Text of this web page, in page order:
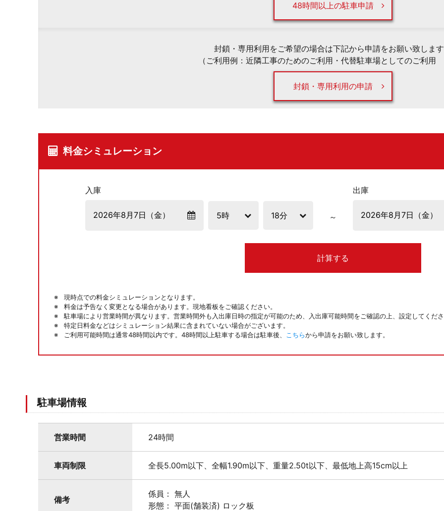
48時間以上の駐車申請
封鎖・専用利用をご希望の場合は下記から申請をお願い致しま
（ご利用例：近隣工事のためのご利用・代替駐車場としてのご利用
封鎖・専用利用の申請
料金シミュレーション
入庫 出庫
計算する
現時点での料金シミュレーションとなります。
料金は予告なく変更となる場合があります。現地看板をご確認ください。
駐車場により営業時間が異なります。営業時間外も入出庫日時の指定が可能のため、入出庫可能時間をご確認の上、設定してくだ
特定日料金などはシミュレーション結果に含まれていない場合がございます。
ご利用可能時間は通常48時間以内です。48時間以上駐車する場合は駐車後、
こちらから申請をお願い致します。
駐車場情報
営業時間 24時間
車両制限 全長5.00m以下、全幅1.90m以下、重量2.50t以下、最低地上高15cm以上
備考
係員： 無人
形態： 平面(舗装済) ロック板